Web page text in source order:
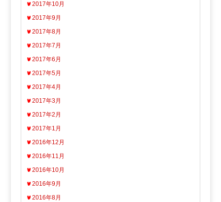
2017年10月
2017年9月
2017年8月
2017年7月
2017年6月
2017年5月
2017年4月
2017年3月
2017年2月
2017年1月
2016年12月
2016年11月
2016年10月
2016年9月
2016年8月